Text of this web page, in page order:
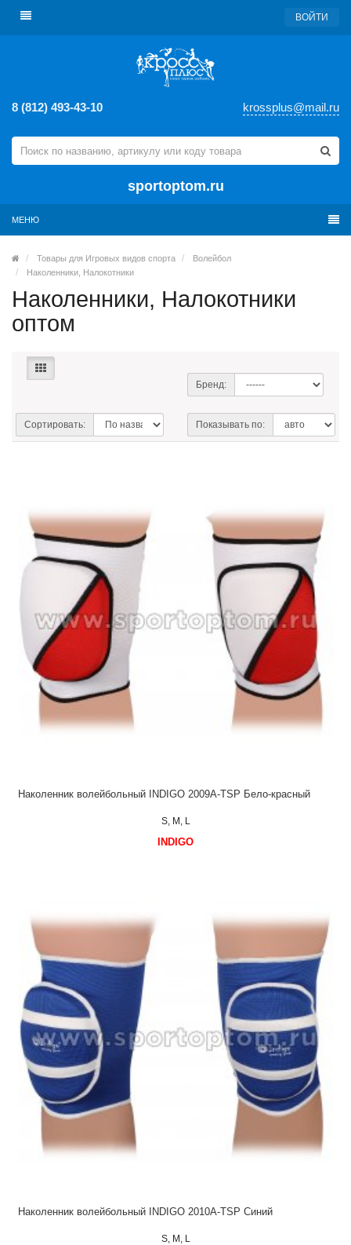
ВОЙТИ
8 (812) 493-43-10 krossplus@mail.ru
sportoptom.ru
МЕНЮ
Товары для Игровых видов спорта
Волейбол
Наколенники, Налокотники
Наколенники, Налокотники
оптом
Бренд:
Сортировать: Показывать по:
Наколенник волейбольный INDIGO 2009А-TSP Бело-красный
S, M, L
INDIGO
Наколенник волейбольный INDIGO 2010А-TSP Синий
S, M, L